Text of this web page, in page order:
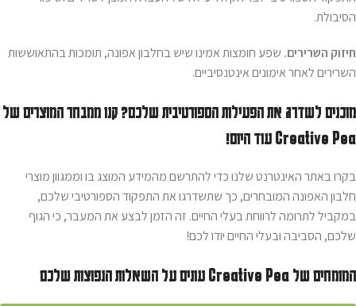
הסיבולת.
חיזוק השרירים. שפע חומצות אמינו שיש בחלבון אפונה, תומכות בהתאוששות
השרירים לאחר אימונים אינטנסיביים.
מוכנים לשדרג את הפעילות הספורטיבית שלכם? קנו ממבחר המוצרים של
Creative Pea עוד היום!
בקרו באתר האינטרנט שלנו כדי להתרשם מהמידע המוצג בו וממגוון מוצרי
חלבון האפונה המובחרים, כך שתשדרגו את התפקוד הספורטיבי שלכם,
במקביל לתרומה לרווחת בעלי החיים. זה הזמן לבצע את המעבר, כי הגוף
שלכם, הסביבה ובעלי החיים יודו לכם!
המומחים של Creative Pea עונים על השאלות הנפוצות שלכם